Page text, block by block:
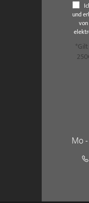
und
Mo